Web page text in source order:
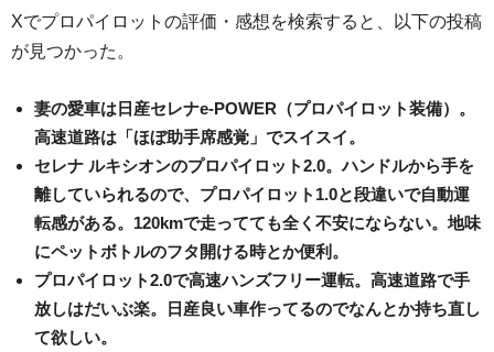
Xでプロパイロットの評価・感想を検索すると、以下の投稿
が見つかった。
妻の愛車は日産セレナe-POWER（プロパイロット装備）。
高速道路は「ほぼ助手席感覚」でスイスイ。
セレナ ルキシオンのプロパイロット2.0。ハンドルから手を
離していられるので、プロパイロット1.0と段違いで自動運
転感がある。120kmで走ってても全く不安にならない。地味
にペットボトルのフタ開ける時とか便利。
プロパイロット2.0で高速ハンズフリー運転。高速道路で手
放しはだいぶ楽。日産良い車作ってるのでなんとか持ち直し
て欲しい。